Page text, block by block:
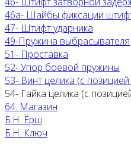
46а- Шайбы фиксации
47- Штифт ударника
49-Пружина выбрасывателя
51- Проставка
52- Упор боевой пружины
53- Винт целика (с
54- Гайка целика (с
64. Магазин
Б.Н. Ёрш
Б.Н. Ключ